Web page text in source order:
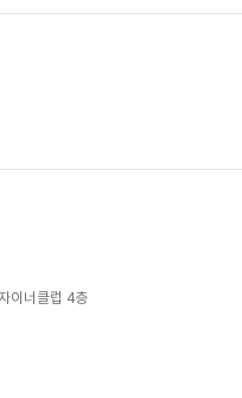
이너클럽 4층